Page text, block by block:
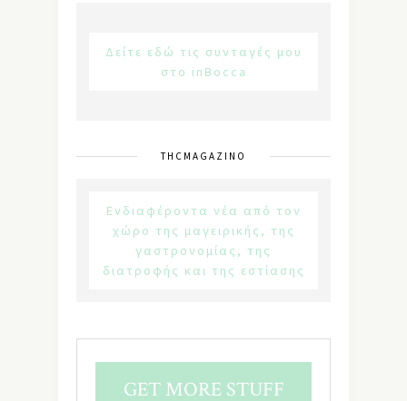
Δείτε εδώ τις συνταγές μου
στο inBocca
THCMAGAZINO
Ενδιαφέροντα νέα από τον
χώρο της μαγειρικής, της
γαστρονομίας, της
διατροφής και της εστίασης
GET MORE STUFF